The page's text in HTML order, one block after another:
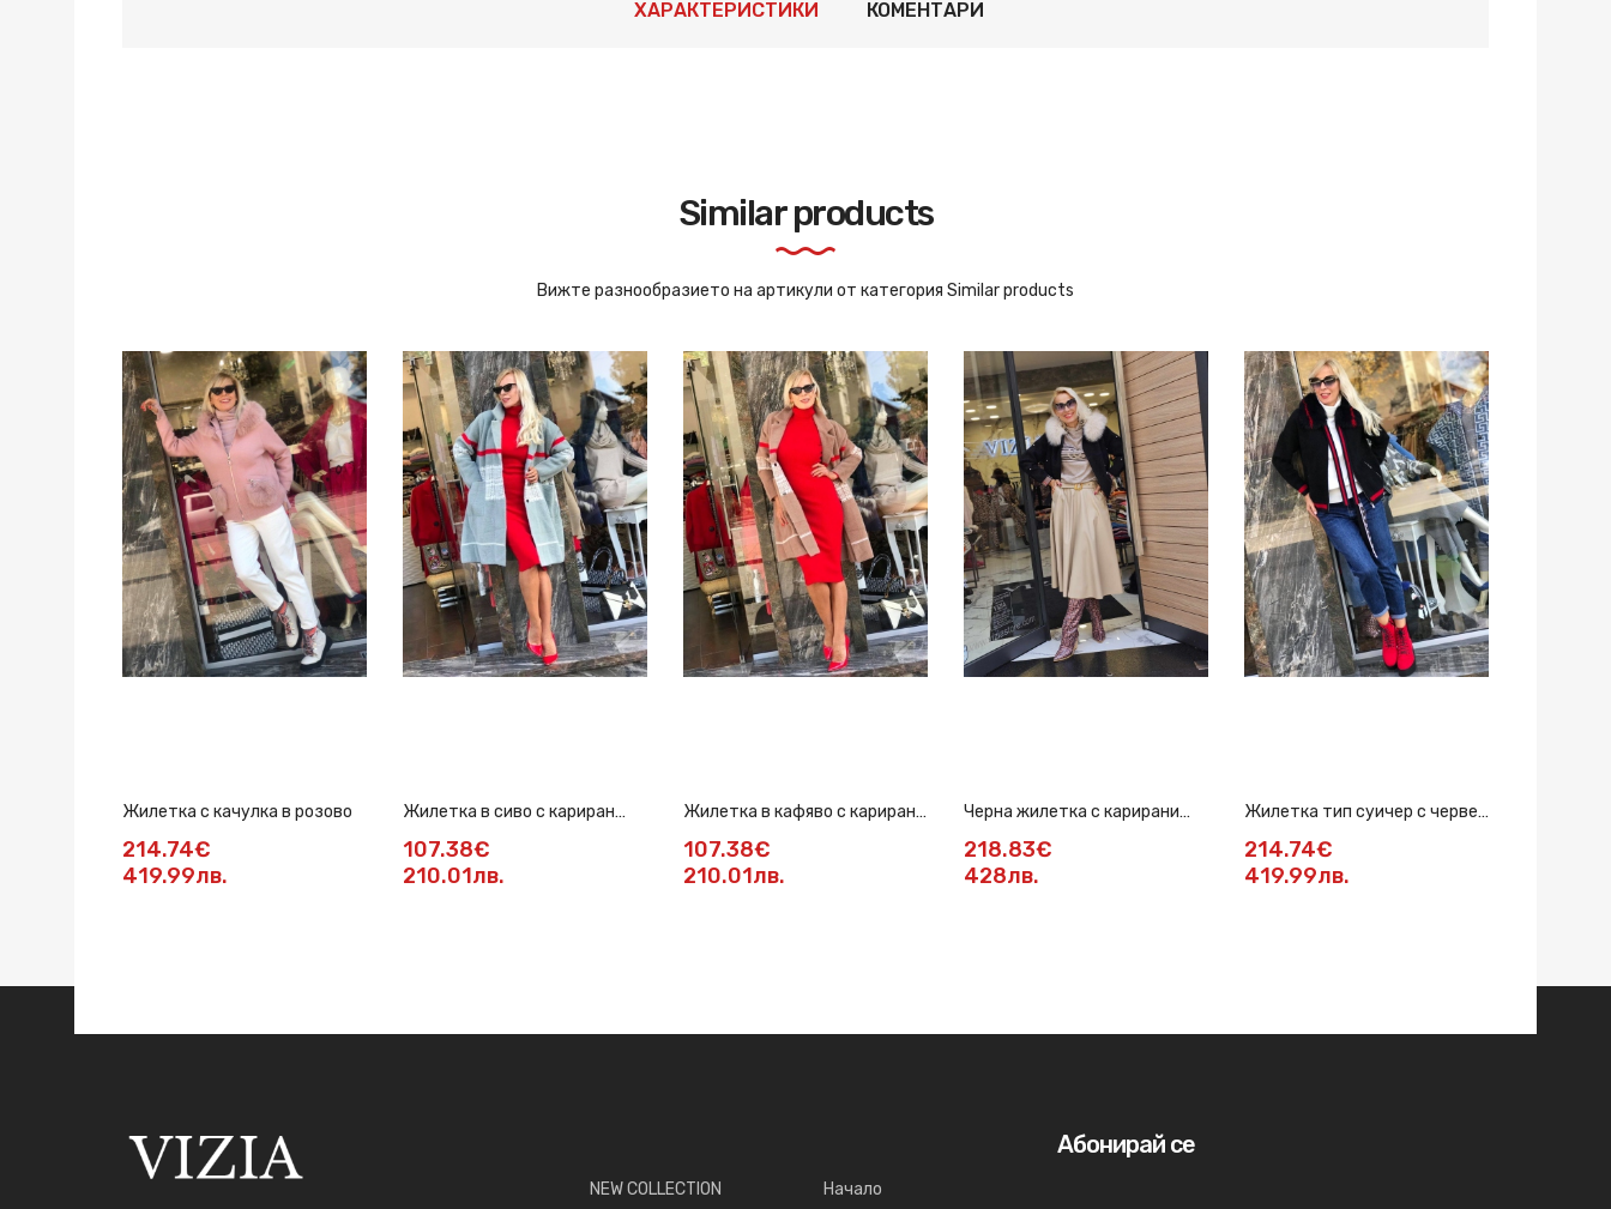
ХАРАКТЕРИСТИКИ КОМЕНТАРИ
Similar products
Вижте разнообразието на артикули от категория Similar products
Жилетка с качулка в розово
214.74€
419.99лв.
Жилетка в сиво с кариран
елемент
107.38€
210.01лв.
Жилетка в кафяво с карирани
елементи
107.38€
210.01лв.
Черна жилетка с карирани
мотиви
218.83€
428лв.
Жилетка тип суичер с червен
кант в черно
214.74€
419.99лв.
NEW COLLECTION Начало
Абонирай се